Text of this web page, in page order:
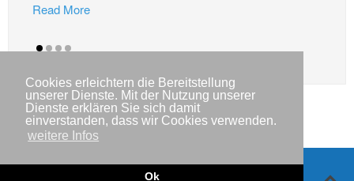
Cookies erleichtern die Bereitstellung
unserer Dienste. Mit der Nutzung unserer
Dienste erklären Sie sich damit
einverstanden, dass wir Cookies verwenden.
weitere Infos
Ok
Read More